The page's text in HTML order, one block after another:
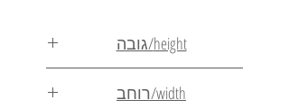
height/גובה
width/רוחב